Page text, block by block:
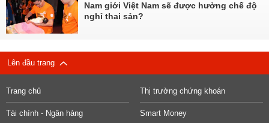
Nam giới Việt Nam sẽ được hưởng chế độ
nghỉ thai sản?
Lên đầu trang
Trang chủ Thị trường chứng khoán
Tài chính - Ngân hàng Smart Money